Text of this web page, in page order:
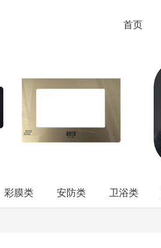
首页
彩膜类 安防类 卫浴类